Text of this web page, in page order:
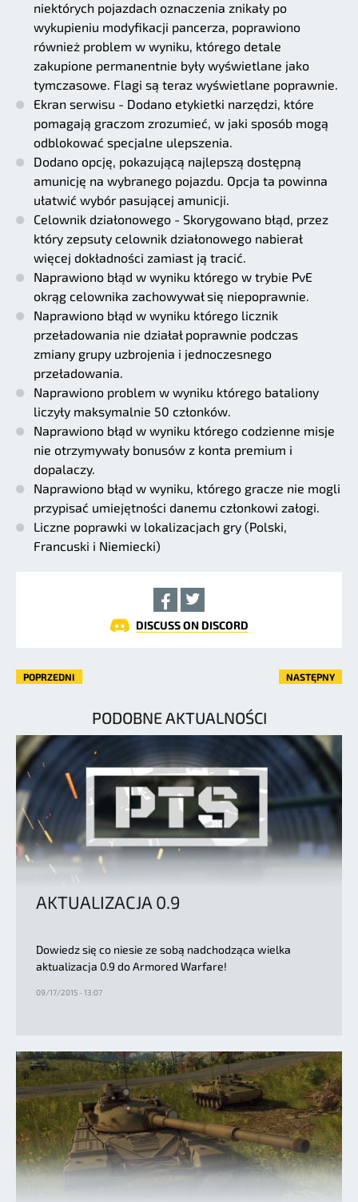
niektórych pojazdach oznaczenia znikały po
wykupieniu modyfikacji pancerza, poprawiono
również problem w wyniku, którego detale
zakupione permanentnie były wyświetlane jako
tymczasowe. Flagi są teraz wyświetlane poprawnie.
Ekran serwisu - Dodano etykietki narzędzi, które
pomagają graczom zrozumieć, w jaki sposób mogą
odblokować specjalne ulepszenia.
Dodano opcję, pokazującą najlepszą dostępną
amunicję na wybranego pojazdu. Opcja ta powinna
ułatwić wybór pasującej amunicji.
Celownik działonowego - Skorygowano błąd, przez
który zepsuty celownik działonowego nabierał
więcej dokładności zamiast ją tracić.
Naprawiono błąd w wyniku którego w trybie PvE
okrąg celownika zachowywał się niepoprawnie.
Naprawiono błąd w wyniku którego licznik
przeładowania nie działał poprawnie podczas
zmiany grupy uzbrojenia i jednoczesnego
przeładowania.
Naprawiono problem w wyniku którego bataliony
liczyły maksymalnie 50 członków.
Naprawiono błąd w wyniku którego codzienne misje
nie otrzymywały bonusów z konta premium i
dopalaczy.
Naprawiono błąd w wyniku, którego gracze nie mogli
przypisać umiejętności danemu członkowi załogi.
Liczne poprawki w lokalizacjach gry (Polski,
Francuski i Niemiecki)
DISCUSS ON DISCORD
POPRZEDNI NASTĘPNY
PODOBNE AKTUALNOŚCI
AKTUALIZACJA 0.9
Dowiedz się co niesie ze sobą nadchodząca wielka
aktualizacja 0.9 do Armored Warfare!
09/17/2015 - 13:07